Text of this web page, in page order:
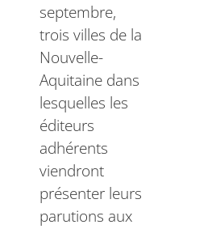
septembre,
trois villes de la
Nouvelle-
Aquitaine dans
lesquelles les
éditeurs
adhérents
viendront
présenter leurs
parutions aux